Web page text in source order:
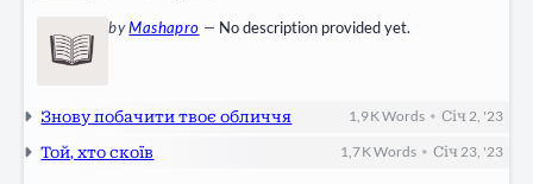
byMashapro — No description provided yet.
Знову побачити твоє обличчя 1,9 KWords •Січ 2, '23
Той, хто скоїв 1,7 KWords •Січ 23, '23